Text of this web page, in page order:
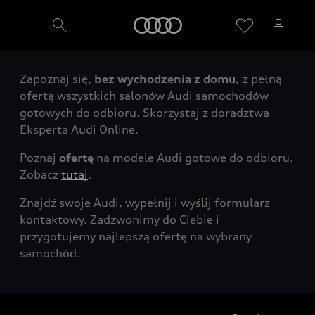
Wybierz Twojego Partnera Audi
Zapoznaj się, bez wychodzenia z domu, z pełną
ofertą wszystkich salonów Audi samochodów
gotowych do odbioru. Skorzystaj z doradztwa
Eksperta Audi Online.
Poznaj ofertę na modele Audi gotowe do odbioru.
Zobacz tutaj.
Znajdź swoje Audi, wypełnij i wyślij formularz
kontaktowy. Zadzwonimy do Ciebie i
przygotujemy najlepszą ofertę na wybrany
samochód.